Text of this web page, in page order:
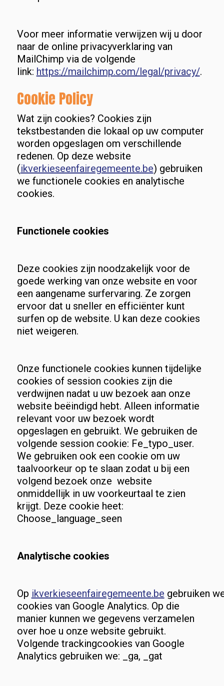
Voor meer informatie verwijzen wij u door
naar de online privacyverklaring van
MailChimp via de volgende
link: https://mailchimp.com/legal/privacy/.
Cookie Policy
Wat zijn cookies? Cookies zijn
tekstbestanden die lokaal op uw computer
worden opgeslagen om verschillende
redenen. Op deze website
(ikverkieseenfairegemeente.be) gebruiken
we functionele cookies en analytische
cookies.
Functionele cookies
Deze cookies zijn noodzakelijk voor de
goede werking van onze website en voor
een aangename surfervaring. Ze zorgen
ervoor dat u sneller en efficiënter kunt
surfen op de website. U kan deze cookies
niet weigeren.
Onze functionele cookies kunnen tijdelijke
cookies of session cookies zijn die
verdwijnen nadat u uw bezoek aan onze
website beëindigd hebt. Alleen informatie
relevant voor uw bezoek wordt
opgeslagen en gebruikt. We gebruiken de
volgende session cookie: Fe_typo_user.
We gebruiken ook een cookie om uw
taalvoorkeur op te slaan zodat u bij een
volgend bezoek onze website
onmiddellijk in uw voorkeurtaal te zien
krijgt. Deze cookie heet:
Choose_language_seen
Analytische cookies
Op ikverkieseenfairegemeente.be gebruiken
cookies van Google Analytics. Op die
manier kunnen we gegevens verzamelen
over hoe u onze website gebruikt.
Volgende trackingcookies van Google
Analytics gebruiken we: _ga, _gat